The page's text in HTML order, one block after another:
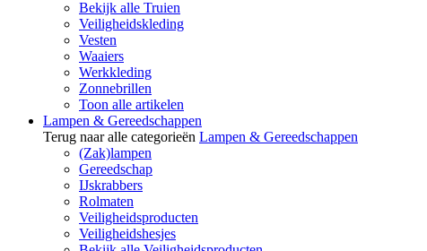
Bekijk alle Truien
Veiligheidskleding
Vesten
Waaiers
Werkkleding
Zonnebrillen
Toon alle artikelen
Lampen & Gereedschappen
Terug naar alle categorieën Lampen & Gereedschappen
(Zak)lampen
Gereedschap
IJskrabbers
Rolmaten
Veiligheidsproducten
Veiligheidshesjes